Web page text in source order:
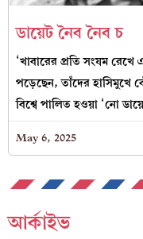
ডায়েট নৈব নৈব চ
‘খাবারের প্রতি সংযম রেখে
পড়েছেন, তাঁদের হাসিমুখে
বিশ্বে পালিত হওয়া ‘নো
May 6, 2025
আর্কাইভ